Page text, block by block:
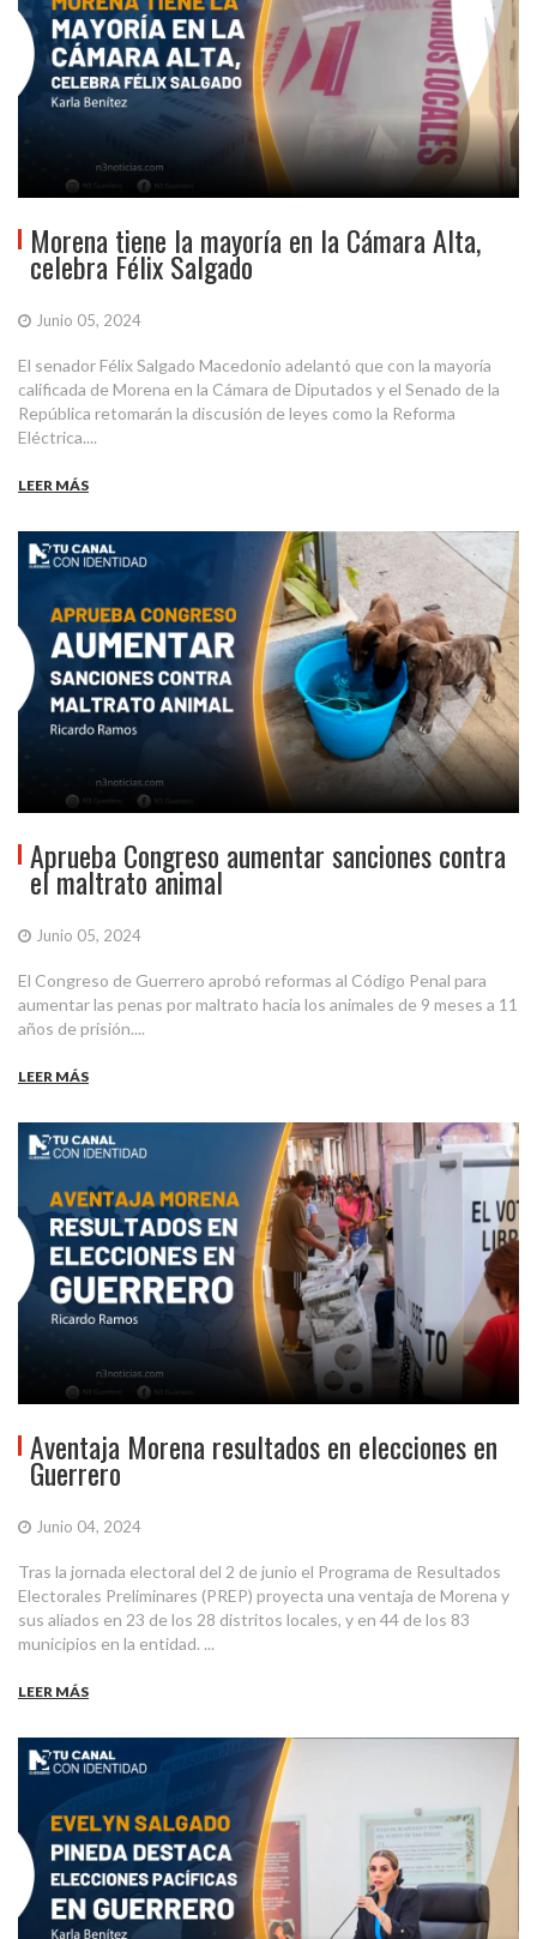
Morena tiene la mayoría en la Cámara Alta,
celebra Félix Salgado
Junio 05, 2024
El senador Félix Salgado Macedonio adelantó que con la mayoría
calificada de Morena en la Cámara de Diputados y el Senado de la
República retomarán la discusión de leyes como la Reforma
Eléctrica....
LEER MÁS
Aprueba Congreso aumentar sanciones contra
el maltrato animal
Junio 05, 2024
El Congreso de Guerrero aprobó reformas al Código Penal para
aumentar las penas por maltrato hacia los animales de 9 meses a 11
años de prisión....
LEER MÁS
Aventaja Morena resultados en elecciones en
Guerrero
Junio 04, 2024
Tras la jornada electoral del 2 de junio el Programa de Resultados
Electorales Preliminares (PREP) proyecta una ventaja de Morena y
sus aliados en 23 de los 28 distritos locales, y en 44 de los 83
municipios en la entidad. ...
LEER MÁS